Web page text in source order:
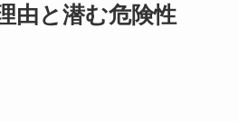
由と潜む危険性